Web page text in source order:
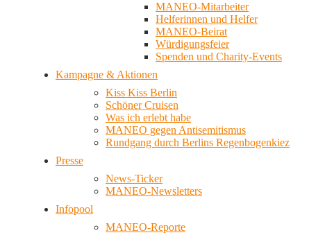
MANEO-Mitarbeiter
Helferinnen und Helfer
MANEO-Beirat
Würdigungsfeier
Spenden und Charity-Events
Kampagne & Aktionen
Kiss Kiss Berlin
Schöner Cruisen
Was ich erlebt habe
MANEO gegen Antisemitismus
Rundgang durch Berlins Regenbogenkiez
Presse
News-Ticker
MANEO-Newsletters
Infopool
MANEO-Reporte